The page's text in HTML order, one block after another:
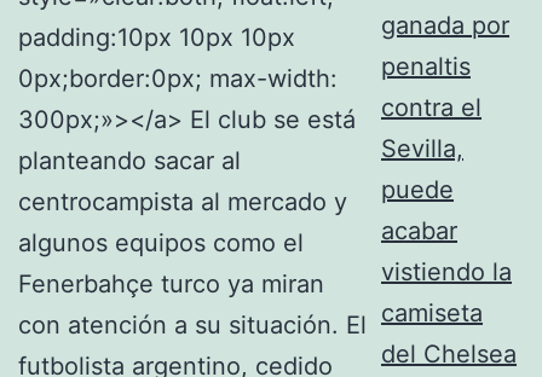
ganada por
penaltis
contra el
Sevilla,
puede
acabar
vistiendo la
camiseta
del Chelsea